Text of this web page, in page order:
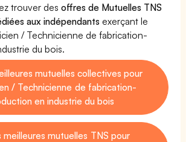
trouver desoffres de Mutuelles TNS
aux indépendants exerçant le
/ Technicienne de fabrication-
du bois.
mutuelles collectives pour
/ Technicienne de fabrication-
en industrie du bois
meilleures mutuelles TNS pour